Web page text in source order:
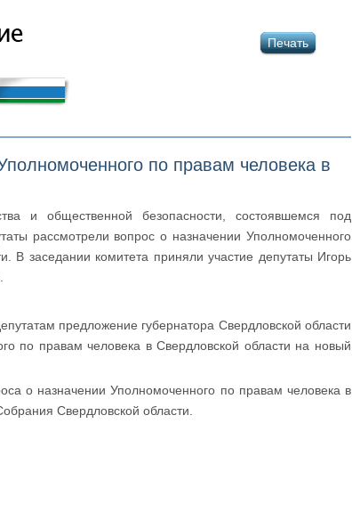
Печать
по правам человека в
и общественной безопасности, состоявшемся под
рассмотрели вопрос о назначении Уполномоченного
В заседании комитета приняли участие депутаты Игорь
предложение губернатора Свердловской области
по правам человека в Свердловской области на новый
о назначении Уполномоченного по правам человека в
Свердловской области.